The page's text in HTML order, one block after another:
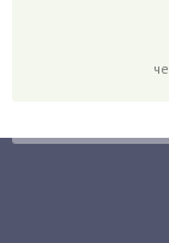
Гранат